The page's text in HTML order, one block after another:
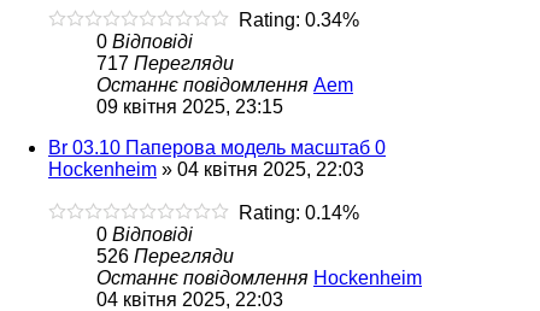
Rating: 0.34%
0 Відповіді
717 Перегляди
Останнє повідомлення Aem
09 квітня 2025, 23:15
Br 03.10 Паперова модель масштаб 0
Hockenheim » 04 квітня 2025, 22:03
Rating: 0.14%
0 Відповіді
526 Перегляди
Останнє повідомлення Hockenheim
04 квітня 2025, 22:03